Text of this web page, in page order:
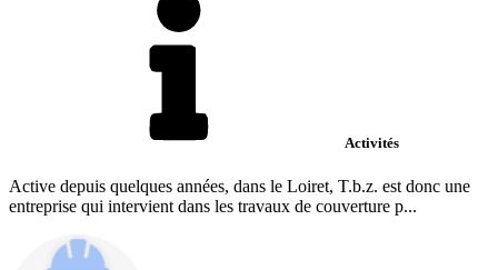
Activités
Active depuis quelques années, dans le Loiret, T.b.z. est donc une
entreprise qui intervient dans les travaux de couverture p...